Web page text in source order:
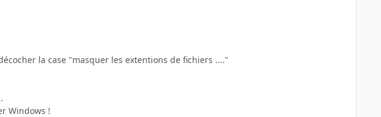
la case "masquer les extentions de fichiers ...."
Windows !